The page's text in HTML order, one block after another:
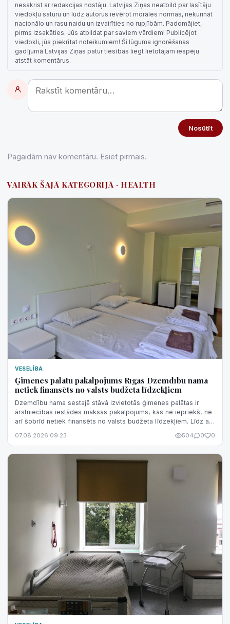
nesakrist ar redakcijas nostāju. Latvijas Ziņas neatbild par lasītāju
viedokļu saturu un lūdz autorus ievērot morāles normas, nekurināt
nacionālo un rasu naidu un izvairīties no rupjībām. Padomājiet,
pirms izsakāties. Jūs atbildat par saviem vārdiem! Publicējot
viedokli, jūs piekrītat noteikumiem! Šī lūguma ignorēšanas
gadījumā Latvijas Ziņas patur tiesības liegt lietotājam iespēju
atstāt komentārus.
Nosūtīt
Pagaidām nav komentāru. Esiet pirmais.
VAIRĀK ŠAJĀ KATEGORIJĀ · HEALTH
VESELĪBA
Ģimenes palātu pakalpojums Rīgas Dzemdību namā
netiek finansēts no valsts budžeta līdzekļiem
Dzemdību nama sestajā stāvā izvietotās ģimenes palātas ir
ārstniecības iestādes maksas pakalpojums, kas ne iepriekš, ne
arī šobrīd netiek finansēts no valsts budžeta līdzekļiem. Līdz ar
izmaiņām.
07.08.2026 09:23 504 0 0